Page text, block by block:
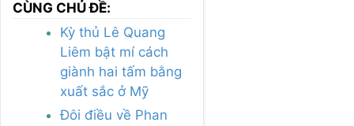
CÙNG CHỦ ĐỀ:
Kỳ thủ Lê Quang
Liêm bật mí cách
giành hai tấm bằng
xuất sắc ở Mỹ
Đôi điều về Phan